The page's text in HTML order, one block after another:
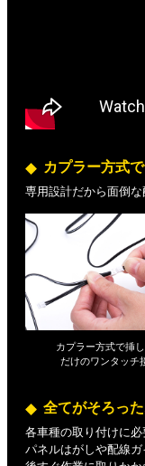
カプラー方式
専用設計だから面倒
カプラー方式で挿
だけのワンタッチ
全てがそろっ
各車種の取り付けに必
パネルはがしや配線